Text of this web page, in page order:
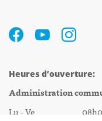
Heures d’ouverture:
Administration
Lu - Ve 08h00 -